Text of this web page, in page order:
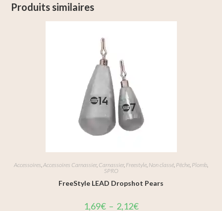
Produits similaires
Accessoires Accessoires Carnassier, Carnassier, Freestyle Non classé Pêche Plomb
SPRO
FreeStyle LEAD Dropshot Pears
1,69€ – 2,12€